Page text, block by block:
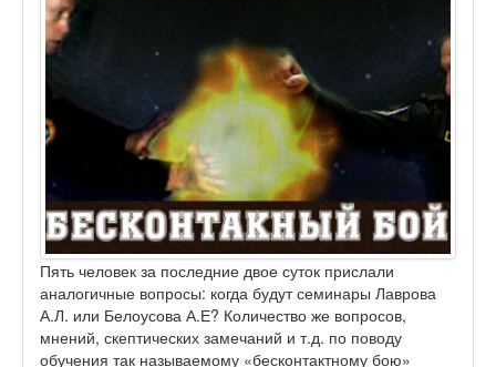
Пять человек за последние двое суток прислали
аналогичные вопросы: когда будут семинары Лаврова
А.Л. или Белоусова А.Е? Количество же вопросов,
мнений, скептических замечаний и т.д. по поводу
обучения так называемому «бесконтактному бою»